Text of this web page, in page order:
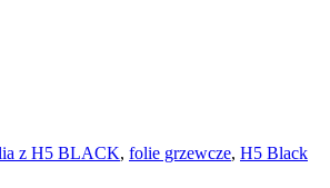
z H5 BLACK, folie grzewcze, H5 Black